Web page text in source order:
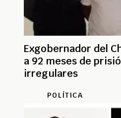
Exgobernador del
a 92 meses de
irregulares
POLÍTICA